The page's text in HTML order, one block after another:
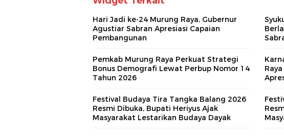
Hari Jadi ke-24 Murung Raya, Gubernur
Agustiar Sabran Apresiasi Capaian
Pembangunan
Pemkab Murung Raya Perkuat Strategi
Bonus Demografi Lewat Perbup Nomor 14
Tahun 2026
Festival Budaya Tira Tangka Balang 2026
Resmi Dibuka, Bupati Heriyus Ajak
Masyarakat Lestarikan Budaya Dayak